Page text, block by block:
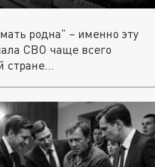
родна" – именно эту
СВО чаще всего
стране...